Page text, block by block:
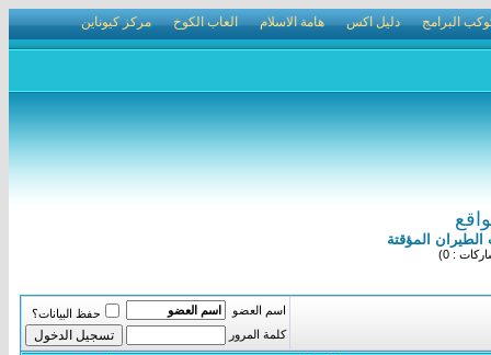
البرامج دليل اكس هامة الاسلام العاب الكوخ مركز كيوناين
المؤقتة
: 0)
اسم العضو
حفظ البيانات؟
كلمة المرور